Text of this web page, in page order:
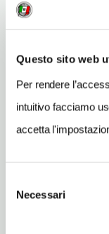
Questo sito web
Per rendere
intuitivo facciamo
accetta
delNecessari
ingressi delle
CONDIVIDI
Vedi su Google Maps